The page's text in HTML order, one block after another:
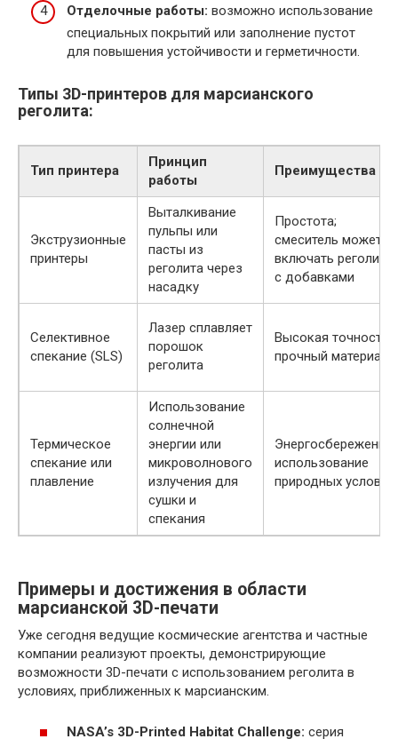
Отделочные работы: возможно использование
специальных покрытий или заполнение пустот
для повышения устойчивости и герметичности.
Типы 3D-принтеров для марсианского
реголита:
Тип принтера
Принцип
работы
Преимущества
Экструзионные
принтеры
Выталкивание
пульпы или
пасты из
реголита через
насадку
Простота;
смеситель может
включать реголит
с добавками
Селективное
спекание (SLS)
Лазер сплавляет
порошок
реголита
Высокая точность;
прочный материал
Термическое
спекание или
плавление
Использование
солнечной
энергии или
микроволнового
излучения для
сушки и
спекания
Энергосбережение;
использование
природных условий
Примеры и достижения в области
марсианской 3D-печати
Уже сегодня ведущие космические агентства и частные
компании реализуют проекты, демонстрирующие
возможности 3D-печати с использованием реголита в
условиях, приближенных к марсианским.
NASA’s 3D-Printed Habitat Challenge: серия